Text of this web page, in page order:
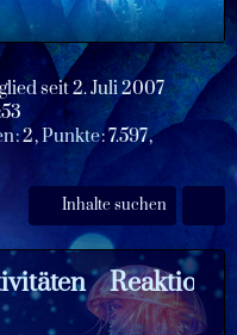
seit 2. Juli 2007
2 Punkte 7.597
Inhalte suchen